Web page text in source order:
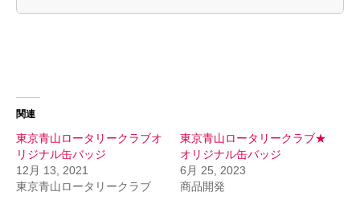
関連
東京青山ロータリークラブオ
リジナル缶バッジ
12月 13, 2021
東京青山ロータリークラブ
東京青山ロータリークラブ★
オリジナル缶バッジ
6月 25, 2023
商品開発